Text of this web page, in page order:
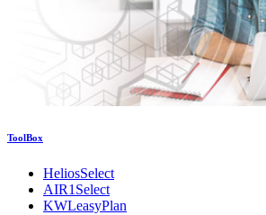
ToolBox
HeliosSelect
AIR1Select
KWLeasyPlan